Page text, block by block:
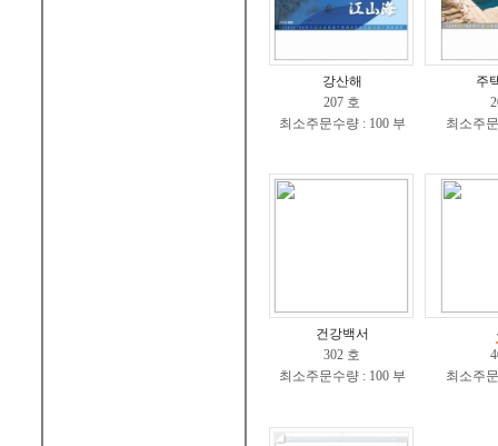
강산해
207 호
최소주문수량 : 100 부
주
최소주
건강백서
302 호
최소주문수량 : 100 부
최소주